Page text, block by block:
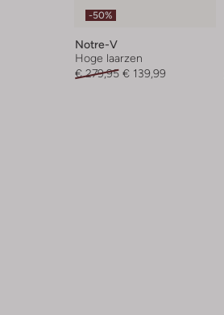
-50%
Notre-V
Hoge laarzen
€ 279,95 € 139,99